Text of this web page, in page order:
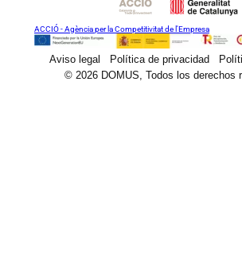
ACCIÓ - Agència per la Competitivitat de l'Empresa
Aviso legal Política de privacidad
© 2026 DOMUS, Todos los derechos